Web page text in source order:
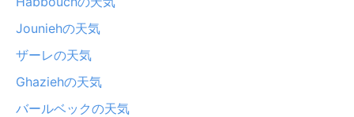
Jouniehの天気
ザーレの天気
Ghaziehの天気
バールベックの天気